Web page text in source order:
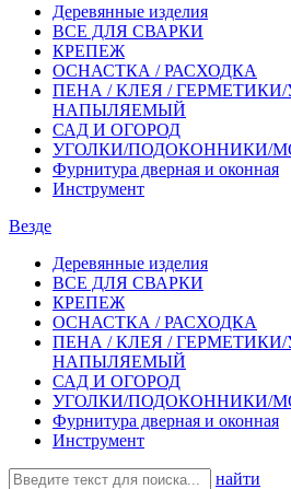
Деревянные изделия
ВСЕ ДЛЯ СВАРКИ
КРЕПЕЖ
ОСНАСТКА / РАСХОДКА
ПЕНА / КЛЕЯ /
НАПЫЛЯЕМЫЙ
САД И ОГОРОД
УГОЛКИ/ПОДОКОННИКИ/
Фурнитура дверная и оконная
Инструмент
Везде
Деревянные изделия
ВСЕ ДЛЯ СВАРКИ
КРЕПЕЖ
ОСНАСТКА / РАСХОДКА
ПЕНА / КЛЕЯ /
НАПЫЛЯЕМЫЙ
САД И ОГОРОД
УГОЛКИ/ПОДОКОННИКИ/
Фурнитура дверная и оконная
Инструмент
найти